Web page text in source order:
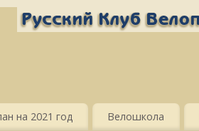
на 2021 год Велошкола